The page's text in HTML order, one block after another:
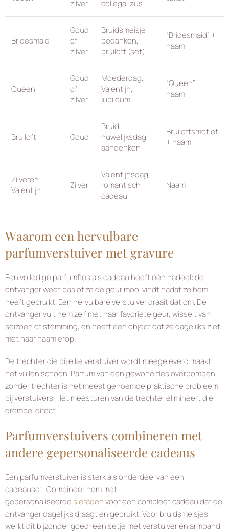
zilver collega, zus
Bridesmaid
Goud
of
zilver
Bruidsmeisje
bedanken,
bruiloft (set)
“Bridesmaid” +
naam
Queen
Goud
of
zilver
Moederdag,
Valentijn,
jubileum
“Queen” +
naam
Bruiloft Goud
Bruid,
huwelijksdag,
aandenken
Bruiloftsmotief
+ naam
Zilveren
Valentijn
Zilver
Valentijnsdag,
romantisch
cadeau
Naam
Waarom een hervulbare
parfumverstuiver met gravure
Een volledige parfumfles als cadeau heeft één nadeel: de
ontvanger weet pas of ze de geur mooi vindt nadat ze hem
heeft gebruikt. Een hervulbare verstuiver draait dat om. De
ontvanger vult hem zelf met haar favoriete geur, wisselt van
seizoen of stemming, en heeft een object dat ze dagelijks ziet,
met haar naam erop.
De trechter die bij elke verstuiver wordt meegeleverd maakt
het vullen schoon. Parfum van een gewone fles overpompen
zonder trechter is het meest genoemde praktische probleem
bij verstuivers. Het meesturen van de trechter elimineert die
drempel direct.
Parfumverstuivers combineren met
andere gepersonaliseerde cadeaus
Een parfumverstuiver is sterk als onderdeel van een
cadeauset. Combineer hem met
gepersonaliseerdesieradenvoor een compleet cadeau dat de
ontvanger dagelijks draagt en gebruikt. Voor bruidsmeisjes
werkt dit bijzonder goed: een setje met verstuiver en armband